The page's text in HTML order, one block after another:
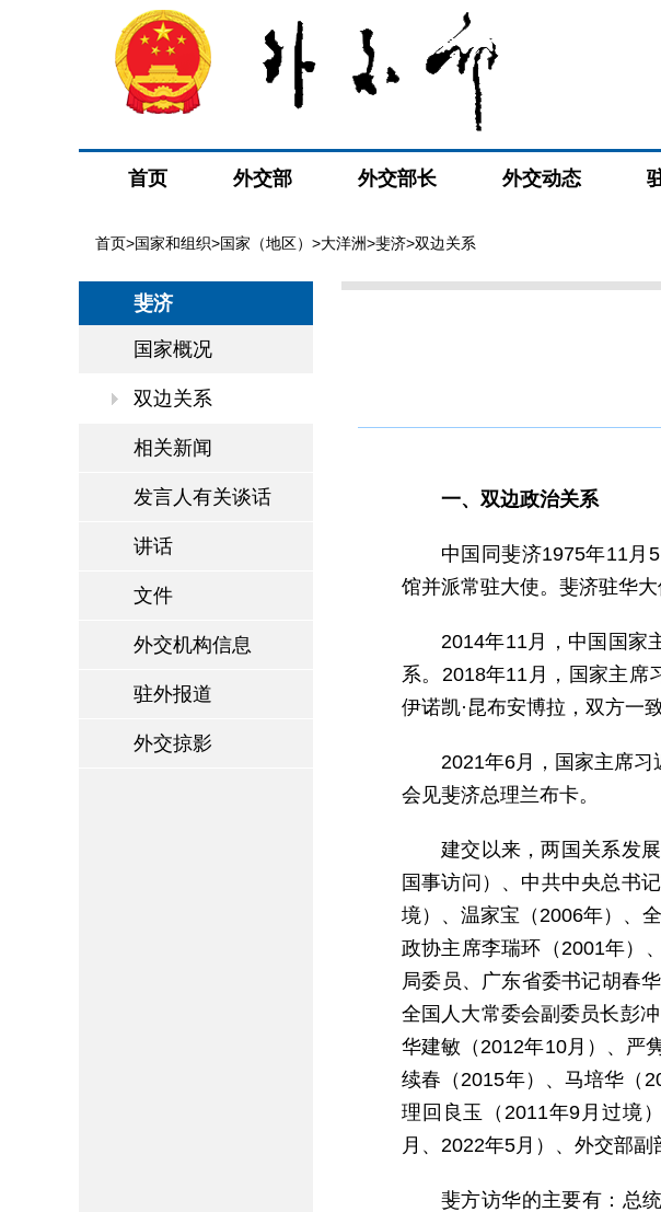
首页 外交部 外交部长 外交动态
首页>国家和组织>国家（地区） >大洋洲>斐济>双边关系
斐济
国家概况
双边关系
相关新闻
发言人有关谈话
讲话
文件
外交机构信息
驻外报道
外交掠影
一、双边政治关系
中国同斐济1975年11月
馆并派常驻大使。斐济驻华大
2014年11月，中国国家
系。2018年11月，国家主席
伊诺凯·昆布安博拉，双方一
2021年6月，国家主席
会见斐济总理兰布卡。
建交以来，两国关系发
国事访问）、中共中央总书
境）、温家宝（2006年）、
政协主席李瑞环（2001年）
局委员、广东省委书记胡春
全国人大常委会副委员长彭
华建敏（2012年10月）、严
续春（2015年）、马培华（
理回良玉（2011年9月过境
月、2022年5月）、外交部副
斐方访华的主要有：总